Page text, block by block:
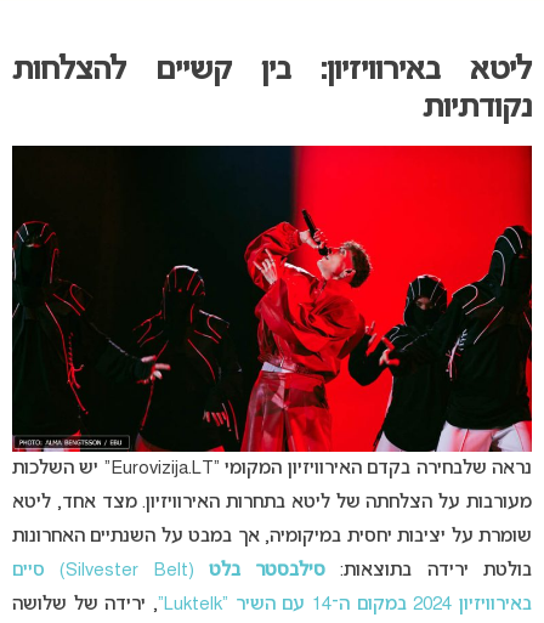
ליטא באירוויזיון: בין קשיים להצלחות
נקודתיות
נראה שלבחירה בקדם האירוויזיון המקומי “Eurovizija.LT” יש השלכות
מעורבות על הצלחתה של ליטא בתחרות האירוויזיון. מצד אחד, ליטא
שומרת על יציבות יחסית במיקומיה, אך במבט על השנתיים האחרונות
בולטת ירידה בתוצאות: סילבסטר בלט
(Silvester Belt) סיים
באירוויזיון 2024 במקום ה־14 עם השיר “Luktelk”
, ירידה של שלושה